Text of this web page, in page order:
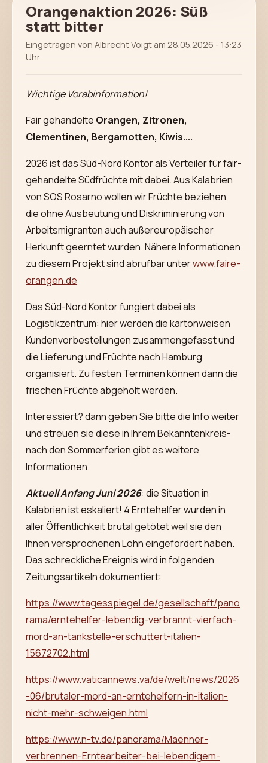
Orangenaktion 2026: Süß
statt bitter
Eingetragen von Albrecht Voigt am 28.05.2026 - 13:23
Uhr
Wichtige Vorabinformation!
Fair gehandelte Orangen, Zitronen,
Clementinen, Bergamotten, Kiwis....
2026 ist das Süd-Nord Kontor als Verteiler für fair-
gehandelte Südfrüchte mit dabei. Aus Kalabrien
von SOS Rosarno wollen wir Früchte beziehen,
die ohne Ausbeutung und Diskriminierung von
Arbeitsmigranten auch außereuropäischer
Herkunft geerntet wurden. Nähere Informationen
zu diesem Projekt sind abrufbar unterwww.faire-
orangen.de
Das Süd-Nord Kontor fungiert dabei als
Logistikzentrum: hier werden die kartonweisen
Kundenvorbestellungen zusammengefasst und
die Lieferung und Früchte nach Hamburg
organisiert. Zu festen Terminen können dann die
frischen Früchte abgeholt werden.
Interessiert? dann geben Sie bitte die Info weiter
und streuen sie diese in Ihrem Bekanntenkreis-
nach den Sommerferien gibt es weitere
Informationen.
Aktuell Anfang Juni 2026: die Situation in
Kalabrien ist eskaliert! 4 Erntehelfer wurden in
aller Öffentlichkeit brutal getötet weil sie den
Ihnen versprochenen Lohn eingefordert haben.
Das schreckliche Ereignis wird in folgenden
Zeitungsartikeln dokumentiert:
https://www.tagesspiegel.de/gesellschaft/pano
rama/erntehelfer-lebendig-verbrannt-vierfach-
mord-an-tankstelle-erschuttert-italien-
15672702.html
https://www.vaticannews.va/de/welt/news/2026
-06/brutaler-mord-an-erntehelfern-in-italien-
nicht-mehr-schweigen.html
https://www.n-tv.de/panorama/Maenner-
verbrennen-Erntearbeiter-bei-lebendigem-